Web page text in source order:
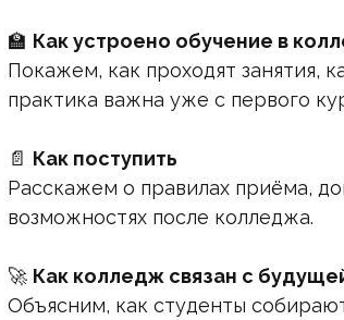
🏫 Как устроено обучение в
Покажем, как проходят занятия,
практика важна уже с первого
📄 Как поступить
Расскажем о правилах приёма,
возможностях после колледжа.
🚀 Как колледж связан с
Объясним, как студенты